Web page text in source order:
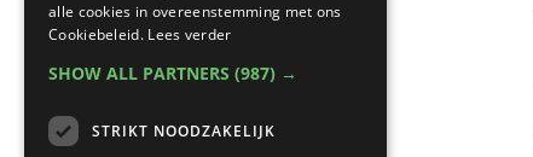
alle cookies in overeenstemming met ons
Cookiebeleid. Lees verder
SHOW ALL PARTNERS (987) →
STRIKT NOODZAKELIJK